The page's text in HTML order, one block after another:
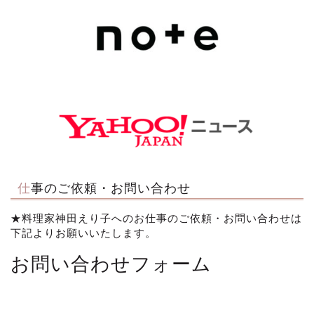
仕事のご依頼・お問い合わせ
★料理家神田えり子へのお仕事のご依頼・お問い合わせは
下記よりお願いいたします。
お問い合わせフォーム